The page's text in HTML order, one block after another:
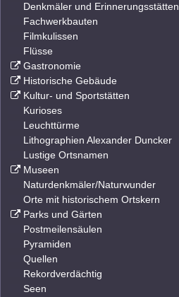
Denkmäler und Erinnerungsstätten
Fachwerkbauten
Filmkulissen
Flüsse
Gastronomie
Historische Gebäude
Kultur- und Sportstätten
Kurioses
Leuchttürme
Lithographien Alexander Duncker
Lustige Ortsnamen
Museen
Naturdenkmäler/Naturwunder
Orte mit historischem Ortskern
Parks und Gärten
Postmeilensäulen
Pyramiden
Quellen
Rekordverdächtig
Seen